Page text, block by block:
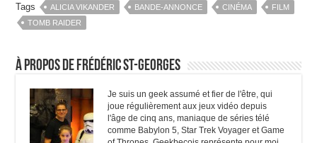
Tags ALICIA VIKANDER BANDE-ANNONCE CINÉMA
FILM
TOMB RAIDER
À propos de Frédéric St-Georges
Je suis un geek assumé et fier de l'être, qui
joue régulièrement aux jeux vidéo depuis
l'âge de cinq ans, maniaque de séries télé
comme Babylon 5, Star Trek Voyager et Game